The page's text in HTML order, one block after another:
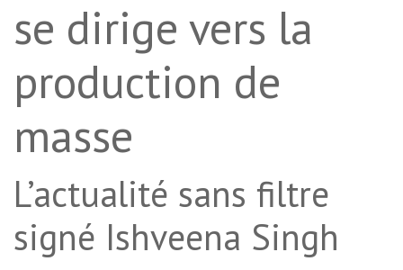
se dirige vers la
production de
masse
L’actualité sans filtre
signé Ishveena Singh